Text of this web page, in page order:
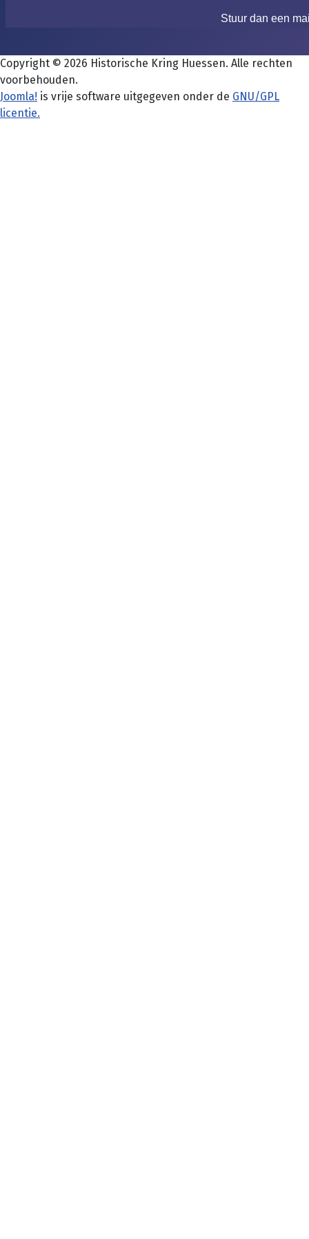
Stuur dan een
Copyright © 2026 Historische Kring Huessen. Alle rechten
voorbehouden.
Joomla! is vrije software uitgegeven onder de GNU/GPL
licentie.